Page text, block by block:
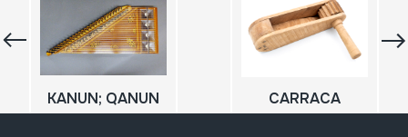
KANUN; QANUN CARRACA